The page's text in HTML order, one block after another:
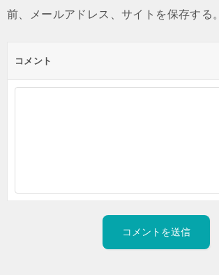
前、メールアドレス、サイトを保存する。
コメント